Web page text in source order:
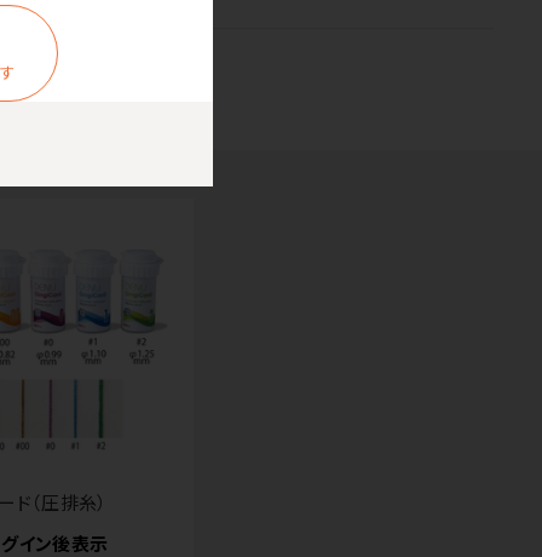
ド（圧排糸）
イン後表示